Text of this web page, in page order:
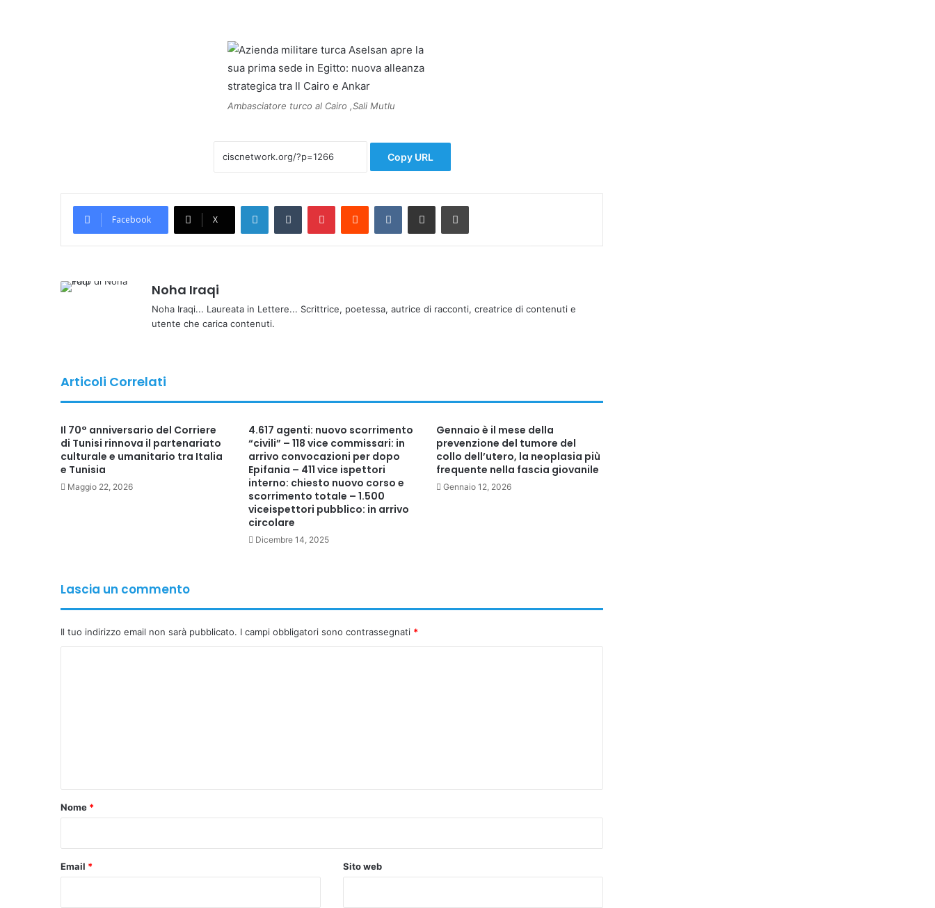
Ambasciatore turco al Cairo ,Sali Mutlu
Copy URL
Facebook X
Noha Iraqi
Noha Iraqi... Laureata in Lettere... Scrittrice, poetessa, autrice di racconti, creatrice di contenuti e
utente che carica contenuti.
Articoli Correlati
Il 70° anniversario del Corriere
di Tunisi rinnova il partenariato
culturale e umanitario tra Italia
e Tunisia
Maggio 22, 2026
4.617 agenti: nuovo scorrimento
“civili” – 118 vice commissari: in
arrivo convocazioni per dopo
Epifania – 411 vice ispettori
interno: chiesto nuovo corso e
scorrimento totale – 1.500
viceispettori pubblico: in arrivo
circolare
Dicembre 14, 2025
Gennaio è il mese della
prevenzione del tumore del
collo dell’utero, la neoplasia più
frequente nella fascia giovanile
Gennaio 12, 2026
Lascia un commento
Il tuo indirizzo email non sarà pubblicato. I campi obbligatori sono contrassegnati *
o
Nome *
Email * Sito web